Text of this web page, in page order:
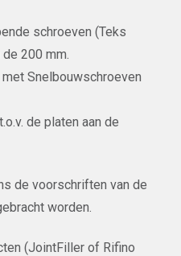
schroeven (Teks
200 mm.
met Snelbouwschroeven
de platen aan de
de voorschriften van de
worden.
(JointFiller of Rifino